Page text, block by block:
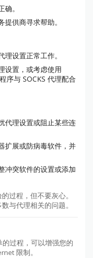
。
供商寻求帮助。
设置正常工作。
设置，或考虑使用
序与 SOCKS 代理配合
代理设置或阻止某些连
扩展或防病毒软件，并
冲突软件的设置或添加
过程，但不要灰心。
与代理相关的问题。
过程，可以增强您的
限制。